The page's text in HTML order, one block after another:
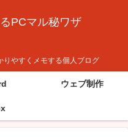
PCマル秘ワザ
やすくメモする個人ブログ
ウェブ制作